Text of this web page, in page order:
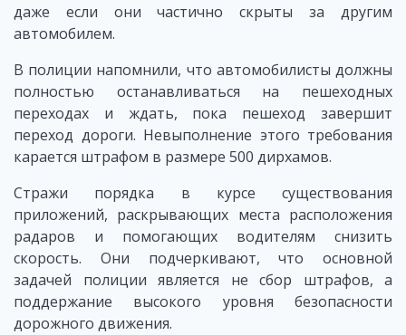
даже если они частично скрыты за другим
автомобилем.
В полиции напомнили, что автомобилисты должны
полностью останавливаться на пешеходных
переходах и ждать, пока пешеход завершит
переход дороги. Невыполнение этого требования
карается штрафом в размере 500 дирхамов.
Стражи порядка в курсе существования
приложений, раскрывающих места расположения
радаров и помогающих водителям снизить
скорость. Они подчеркивают, что основной
задачей полиции является не сбор штрафов, а
поддержание высокого уровня безопасности
дорожного движения.